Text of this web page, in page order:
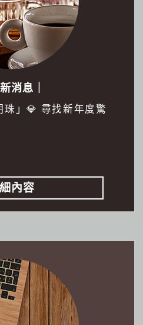
消息｜
珠」💎 尋找新年度驚
內容